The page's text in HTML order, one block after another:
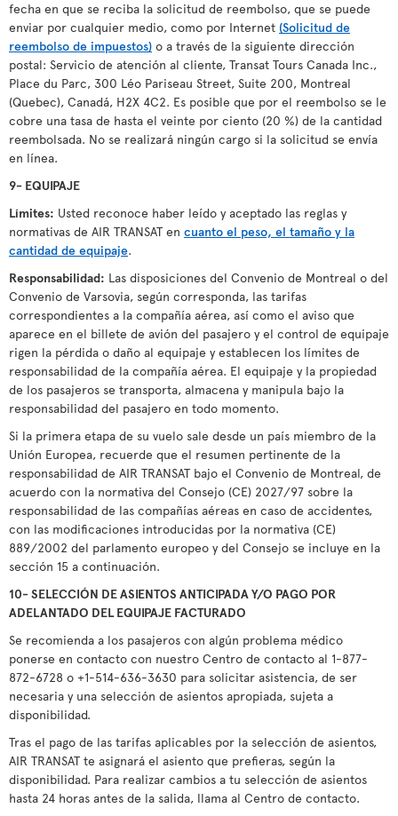
fecha en que se reciba la solicitud de reembolso, que se puede
enviar por cualquier medio, como por Internet (Solicitud de
reembolso de impuestos) o a través de la siguiente dirección
postal: Servicio de atención al cliente, Transat Tours Canada Inc.,
Place du Parc, 300 Léo Pariseau Street, Suite 200, Montreal
(Quebec), Canadá, H2X 4C2. Es posible que por el reembolso se le
cobre una tasa de hasta el veinte por ciento (20 %) de la cantidad
reembolsada. No se realizará ningún cargo si la solicitud se envía
en línea.
9- EQUIPAJE
Límites: Usted reconoce haber leído y aceptado las reglas y
normativas de AIR TRANSAT en cuanto el peso, el tamaño y la
cantidad de equipaje.
Responsabilidad: Las disposiciones del Convenio de Montreal o del
Convenio de Varsovia, según corresponda, las tarifas
correspondientes a la compañía aérea, así como el aviso que
aparece en el billete de avión del pasajero y el control de equipaje
rigen la pérdida o daño al equipaje y establecen los límites de
responsabilidad de la compañía aérea. El equipaje y la propiedad
de los pasajeros se transporta, almacena y manipula bajo la
responsabilidad del pasajero en todo momento.
Si la primera etapa de su vuelo sale desde un país miembro de la
Unión Europea, recuerde que el resumen pertinente de la
responsabilidad de AIR TRANSAT bajo el Convenio de Montreal, de
acuerdo con la normativa del Consejo (CE) 2027/97 sobre la
responsabilidad de las compañías aéreas en caso de accidentes,
con las modificaciones introducidas por la normativa (CE)
889/2002 del parlamento europeo y del Consejo se incluye en la
sección 15 a continuación.
10- SELECCIÓN DE ASIENTOS ANTICIPADA Y/O PAGO POR
ADELANTADO DEL EQUIPAJE FACTURADO
Se recomienda a los pasajeros con algún problema médico
ponerse en contacto con nuestro Centro de contacto al 1-877-
872-6728 o +1-514-636-3630 para solicitar asistencia, de ser
necesaria y una selección de asientos apropiada, sujeta a
disponibilidad.
Tras el pago de las tarifas aplicables por la selección de asientos,
AIR TRANSAT te asignará el asiento que prefieras, según la
disponibilidad. Para realizar cambios a tu selección de asientos
hasta 24 horas antes de la salida, llama al Centro de contacto.